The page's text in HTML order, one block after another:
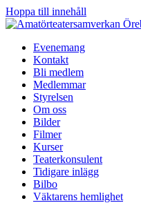
Hoppa till innehåll
Evenemang
Kontakt
Bli medlem
Medlemmar
Styrelsen
Om oss
Bilder
Filmer
Kurser
Teaterkonsulent
Tidigare inlägg
Bilbo
Väktarens hemlighet